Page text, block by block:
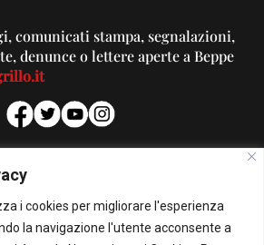
i cookies per migliorare l'esperienza
la navigazione l'utente acconsente a
comunicati stampa, segnalazioni,
denunce o lettere aperte a Beppe
PUBBLICITA'
Per la tua pubblicità su questo Blog:
pubblicita@beppegrillo.it